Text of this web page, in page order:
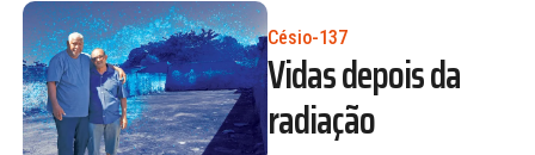
Césio-137
Vidas depois da
radiação